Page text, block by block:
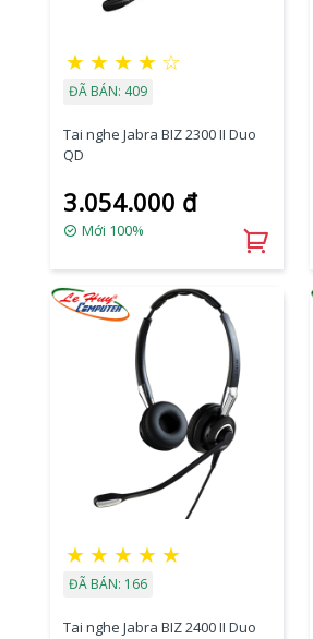
★ ★ ★ ★ ☆
ĐÃ BÁN: 409
Tai nghe Jabra BIZ 2300 II Duo
QD
3.054.000 đ
Mới 100%
★ ★ ★ ★ ★
ĐÃ BÁN: 166
Tai nghe Jabra BIZ 2400 II Duo